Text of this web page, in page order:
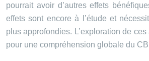
pourrait avoir d’autres effets
effets sont encore à l’étude et
plus approfondies. L’exploration de
pour une compréhension globale du